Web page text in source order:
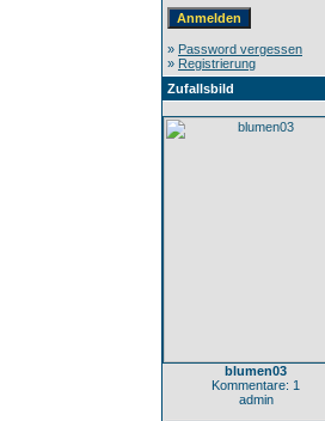
» Password vergessen
» Registrierung
Zufallsbild
blumen03
Kommentare: 1
admin